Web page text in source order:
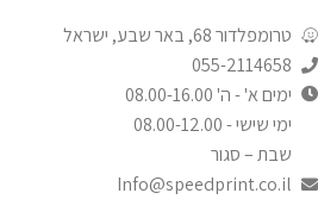
טרומפלדור 68, באר שבע, ישראל
055-2114658
ימים א' - ה' 08.00-16.00
ימי שישי - 08.00-12.00
שבת – סגור
Info@speedprint.co.il